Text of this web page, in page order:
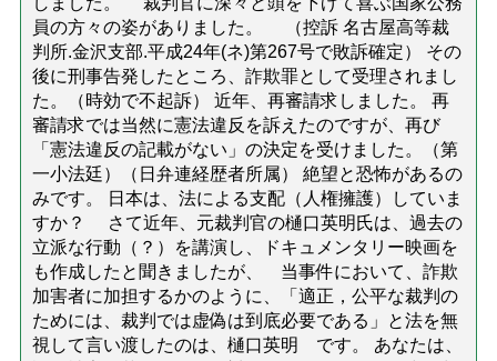
員の方々の姿がありました。 （控訴 名古屋高等裁
判所.金沢支部.平成24年(ネ)第267号で敗訴確定） その
後に刑事告発したところ、詐欺罪として受理されまし
た。（時効で不起訴） 近年、再審請求しました。 再
審請求では当然に憲法違反を訴えたのですが、再び
「憲法違反の記載がない」の決定を受けました。（第
一小法廷）（日弁連経歴者所属） 絶望と恐怖があるの
みです。 日本は、法による支配（人権擁護）していま
すか？ さて近年、元裁判官の樋口英明氏は、過去の
立派な行動（？）を講演し、ドキュメンタリー映画を
も作成したと聞きましたが、 当事件において、詐欺
加害者に加担するかのように、「適正，公平な裁判の
ためには、裁判では虚偽は到底必要である」と法を無
視して言い渡したのは、樋口英明 です。 あなたは、